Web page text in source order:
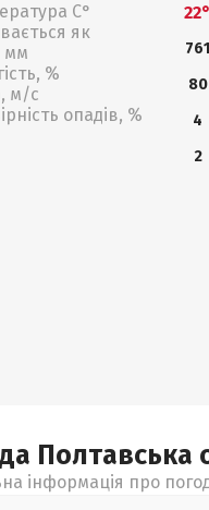
С°
як
мм
%
м/с
опадів, %
22°
761
80
4
2
Полтавська
інформація про